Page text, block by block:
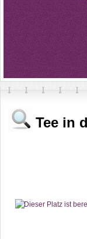
Tee in